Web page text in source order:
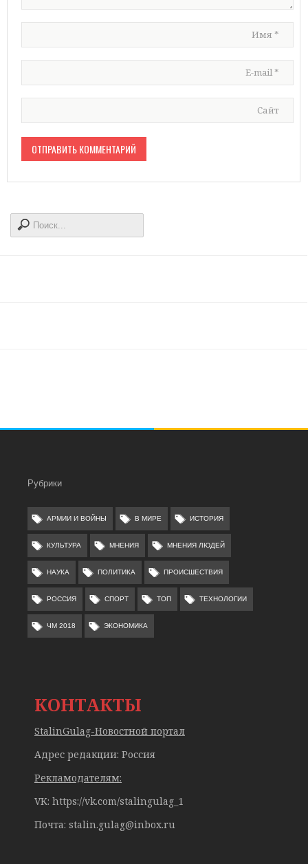
Имя*
E-mail*
Сайт
Рубрики
АРМИИ И ВОЙНЫ В МИРЕ ИСТОРИЯ
КУЛЬТУРА МНЕНИЯ МНЕНИЯ ЛЮДЕЙ
НАУКА ПОЛИТИКА ПРОИСШЕСТВИЯ
РОССИЯ СПОРТ ТОП ТЕХНОЛОГИИ
ЧМ 2018 ЭКОНОМИКА
КОНТАКТЫ
StalinGulag-Новостной портал
Адрес редакции: Россия
Рекламодателям:
VK: https://vk.com/stalingulag_1
Почта: stalin.gulag@inbox.ru